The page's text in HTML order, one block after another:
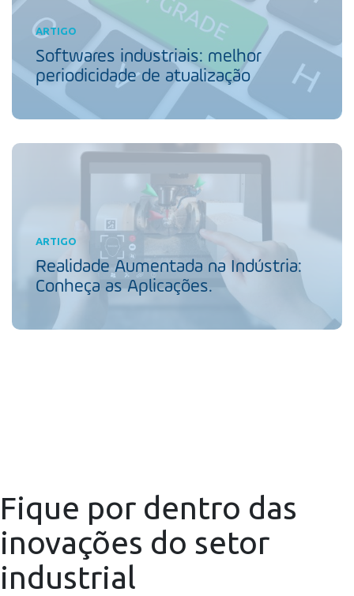
ARTIGO
Softwares industriais: melhor
periodicidade de atualização
ARTIGO
Realidade Aumentada na Indústria:
Conheça as Aplicações.
Fique por dentro das
inovações do setor
industrial